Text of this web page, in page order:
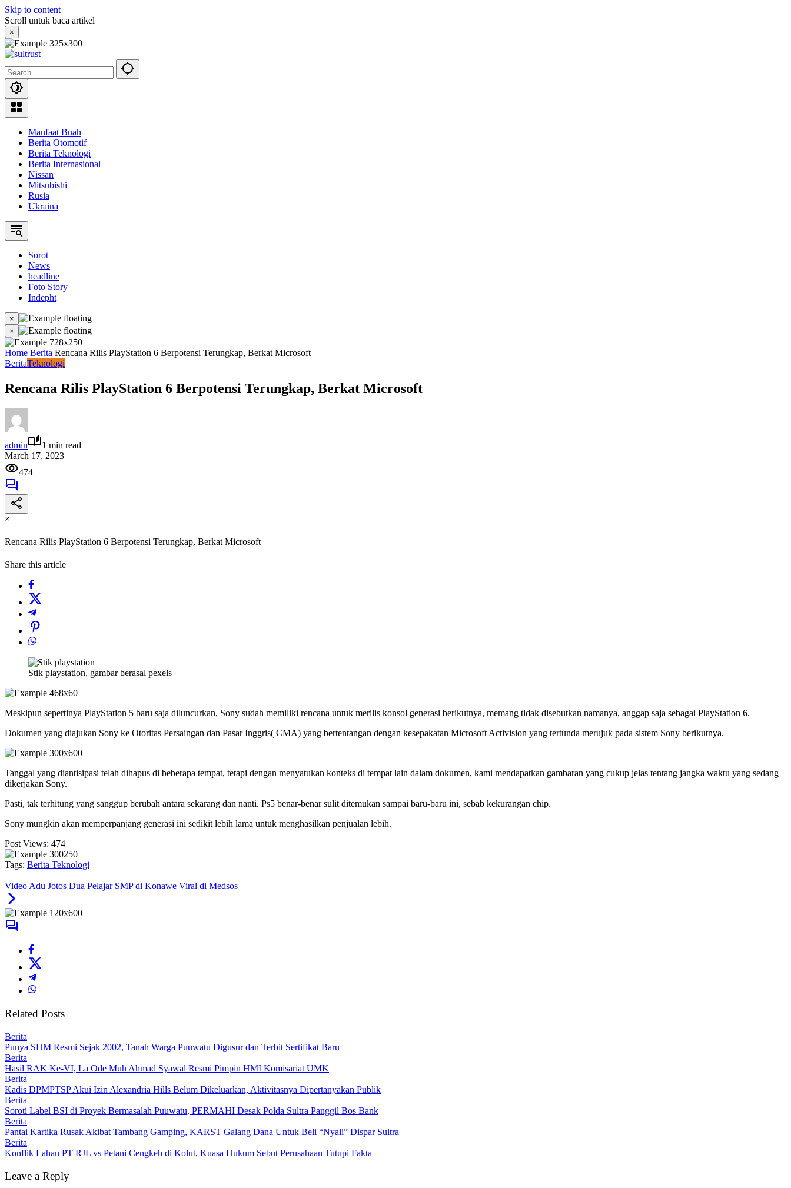
Skip to content
Scroll untuk baca artikel
×
Manfaat Buah
Berita Otomotif
Berita Teknologi
Berita Internasional
Nissan
Mitsubishi
Rusia
Ukraina
Sorot
News
headline
Foto Story
Indepht
×
×
Home Berita Rencana Rilis PlayStation 6 Berpotensi Terungkap, Berkat Microsoft
BeritaTeknologi
Rencana Rilis PlayStation 6 Berpotensi Terungkap, Berkat Microsoft
admin
1 min read
March 17, 2023
474
×
Rencana Rilis PlayStation 6 Berpotensi Terungkap, Berkat Microsoft
Share this article
Stik playstation, gambar berasal pexels
Meskipun sepertinya PlayStation 5 baru saja diluncurkan, Sony sudah memiliki rencana untuk merilis konsol generasi berikutnya, memang tidak disebutkan namanya, anggap saja sebagai PlayStation 6.
Dokumen yang diajukan Sony ke Otoritas Persaingan dan Pasar Inggris( CMA) yang bertentangan dengan kesepakatan Microsoft Activision yang tertunda merujuk pada sistem Sony berikutnya.
Tanggal yang diantisipasi telah dihapus di beberapa tempat, tetapi dengan menyatukan konteks di tempat lain dalam dokumen, kami mendapatkan gambaran yang cukup jelas tentang jangka waktu yang sedang
dikerjakan Sony.
Pasti, tak terhitung yang sanggup berubah antara sekarang dan nanti. Ps5 benar-benar sulit ditemukan sampai baru-baru ini, sebab kekurangan chip.
Sony mungkin akan memperpanjang generasi ini sedikit lebih lama untuk menghasilkan penjualan lebih.
Post Views: 474
Tags: Berita Teknologi
Video Adu Jotos Dua Pelajar SMP di Konawe Viral di Medsos
Related Posts
Berita
Punya SHM Resmi Sejak 2002, Tanah Warga Puuwatu Digusur dan Terbit Sertifikat Baru
Berita
Hasil RAK Ke-VI, La Ode Muh Ahmad Syawal Resmi Pimpin HMI Komisariat UMK
Berita
Kadis DPMPTSP Akui Izin Alexandria Hills Belum Dikeluarkan, Aktivitasnya Dipertanyakan Publik
Berita
Soroti Label BSI di Proyek Bermasalah Puuwatu, PERMAHI Desak Polda Sultra Panggil Bos Bank
Berita
Pantai Kartika Rusak Akibat Tambang Gamping, KARST Galang Dana Untuk Beli “Nyali” Dispar Sultra
Berita
Konflik Lahan PT RJL vs Petani Cengkeh di Kolut, Kuasa Hukum Sebut Perusahaan Tutupi Fakta
Leave a Reply